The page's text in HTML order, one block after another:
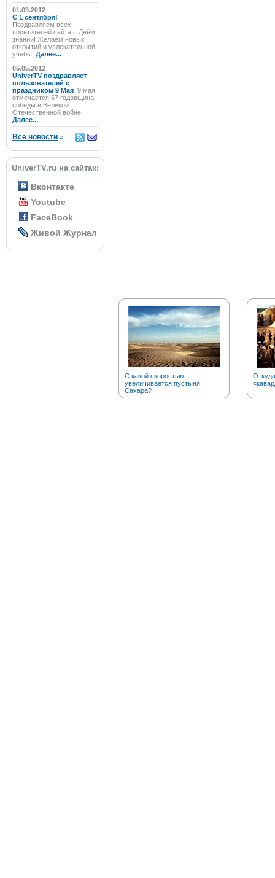
01.09.2012
C 1 сентября!
Поздравляем всех
посетителей сайта с Днём
знаний! Желаем новых
открытий и увлекательной
учёбы! Далее...
05.05.2012
UniverTV поздравляет
пользователей с
праздником 9 Мая 9 мая
отмечается 67 годовщина
победы в Великой
Отечественной войне.
Далее...
Все новости »
UniverTV.ru на сайтах:
Вконтакте
Youtube
FaceBook
Живой Журнал
С какой скоростью
увеличивается пустыня
Сахара?